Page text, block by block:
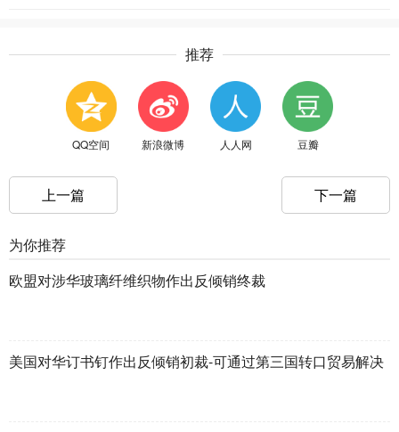
推荐
QQ空间 新浪微博 人人网 豆瓣
上一篇 下一篇
为你推荐
欧盟对涉华玻璃纤维织物作出反倾销终裁
美国对华订书钉作出反倾销初裁-可通过第三国转口贸易解决